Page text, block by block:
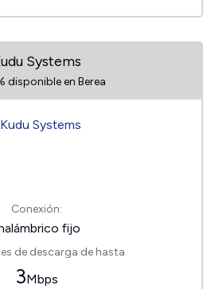
Systems
disponible en Berea
Conexión:
fijo
de descarga de hasta
3Mbps